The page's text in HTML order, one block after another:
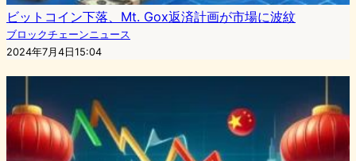
ビットコイン下落、Mt. Gox返済計画が市場に波紋
ブロックチェーンニュース
2024年7月4日15:04